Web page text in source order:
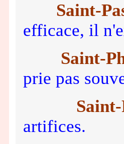
Saint-
efficace, il
Saint-
prie pas
artifices.